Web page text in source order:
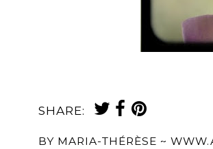
SHARE:
BY MARIA-THÉRÈSE ~